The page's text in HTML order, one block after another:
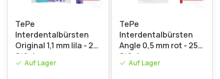
TePe
Interdentalbürsten
Original 1,1 mm lila - 25
Stück
Auf Lager
TePe
Interdentalbürsten
Angle 0,5 mm rot - 25
Stück
Auf Lager